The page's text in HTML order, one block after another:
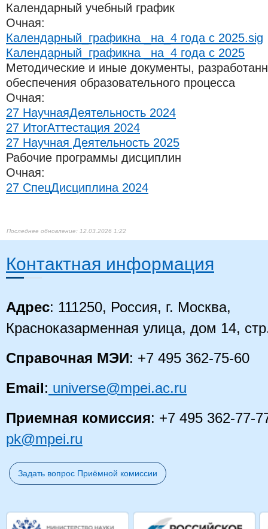
Календарный учебный график
Очная:
Календарный_графикна _на_4 года с 2025.sig
Календарный_графикна _на_4 года с 2025
Методические и иные документы,
обеспечения образовательного процесса
Очная:
27 НаучнаяДеятельность 2024
27 ИтогАттестация 2024
27 Научная Деятельность 2025
Рабочие программы дисциплин
Очная:
27 СпецДисциплина 2024
12.03.2026 1:22
Контактная информация
Адрес: 111250, Россия, г. Москва,
Красноказарменная улица, дом 14,
Справочная МЭИ: +7 495 362-75-60
Email: universe@mpei.ac.ru
Приемная комиссия: +7 495 362-77-
pk@mpei.ru
Задать вопрос Приёмной комиссии